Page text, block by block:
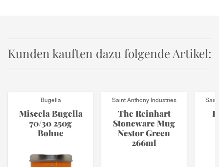
Kunden kauften dazu folgende Artikel:
Bugella
Miscela Bugella
70/30 250g
Bohne
Saint Anthony Industries
The Reinhart
Stoneware Mug
Nestor Green
266ml